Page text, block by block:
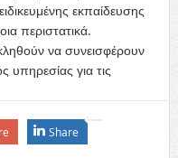
εκπαίδευσης
περιστατικά.
να συνεισφέρουν
υπηρεσίας για τις
Share